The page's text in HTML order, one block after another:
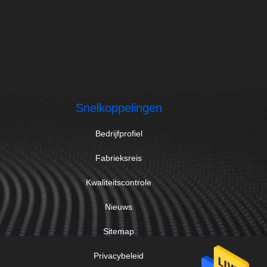
Snelkoppelingen
Bedrijfprofiel
Fabrieksreis
Kwaliteitscontrole
Nieuws
Sitemap
Privacybeleid